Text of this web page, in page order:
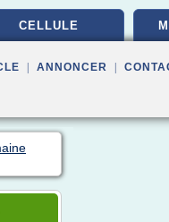
CELLULE
ANNONCER